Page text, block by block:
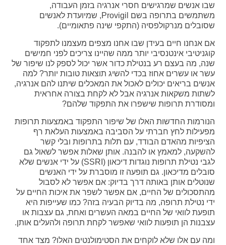
שבו אנשים שמרגישים חסרי אנרגיה בזמן העבודה,
משתמשים בתרופה בשם Provigil, שמיועדת לאנשים
שסובלים מנרקולפסיה (התקפי שינה פתאומיים).
אם אנחנו חיים בעידן שבו אחנו מצפים מעצמנו לתפקוד
קוגניטיבי אינטנסיבי יותר ממה שהיינו צריכים לפני חמישים
שנה, מה בעצם רע בנטילת כדור אשר יכול לספק לנו שיפור של
עשר או עשרים אחוז בכדי להשיג תוצאות טובות יותר? למה
אנשים בריאים יכולים לאכול את המאכלים שיתנו להם אנרגיה,
לשתות משקאות אנרגיה אבל לא לקחת בצורה אחראית
ומסודרת תרופות שישפרו את התפקוד שלהם?
הנורמות החדשות האלו של שיפור התפקוד באמצעות תרופות
מפעילות לחץ חברתי על הסביבה באמצעות העלאת רף
הציפיות מהאדם הבודד, עם תלות בתרופות ובלי קשר
להשקעה, למאמץ או להבנה. אותן שאלות אפשר לשאול גם
לגבי נטילת תרופות נוגדות דיכאון (SSRI) על ידי אנשים שלא
סובלים מדיכאון. גם תופעה זו מוסברת על ידי האנשים
שנוטלים אותן באותה דרך בדיוק: אם אפשר לא לסבול
מהתסכולים של החיים, אם אפשר לשפר את איכות החיים על
ידי נטילת תרופה, מה בדיוק הבעיה בזה? כמו שעייפות היא
תופעת לוואי של החיים במאה העשרים ואחת, גם עצבות או
עצבנות הן תופעות לוואי שאפשר לקחת תרופה ולהעלים אותן.
ומה עם אלו שלא לוקחים את הסטימולנטים האלו? מצד אחד